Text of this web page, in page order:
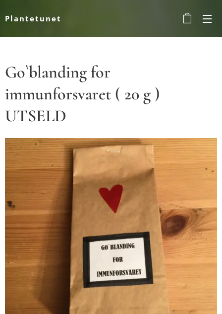
Plantetunet
Go`blanding for
immunforsvaret ( 20 g )
UTSELD